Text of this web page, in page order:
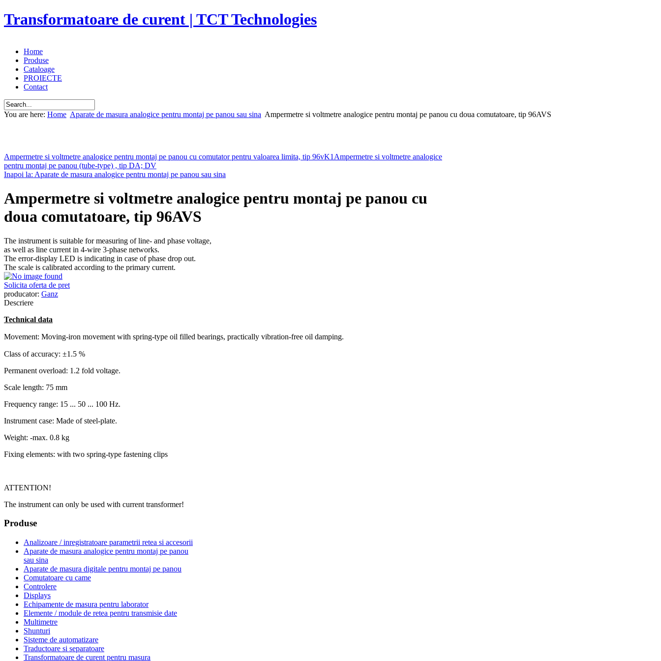
Transformatoare de curent | TCT Technologies
Home
Produse
Cataloage
PROIECTE
Contact
You are here: Home Aparate de masura analogice pentru montaj pe panou sau sina Ampermetre si voltmetre analogice pentru montaj pe panou cu doua comutatoare, tip 96AVS
Ampermetre si voltmetre analogice pentru montaj pe panou cu comutator pentru valoarea limita, tip 96vK1 Ampermetre si voltmetre analogice
pentru montaj pe panou (tube-type) , tip DA; DV
Inapoi la: Aparate de masura analogice pentru montaj pe panou sau sina
Ampermetre si voltmetre analogice pentru montaj pe panou cu
doua comutatoare, tip 96AVS
The instrument is suitable for measuring of line- and phase voltage,
as well as line current in 4-wire 3-phase networks.
The error-display LED is indicating in case of phase drop out.
The scale is calibrated according to the primary current.
Solicita oferta de pret
producator: Ganz
Descriere
Technical data
Movement: Moving-iron movement with spring-type oil filled bearings, practically vibration-free oil damping.
Class of accuracy: ±1.5 %
Permanent overload: 1.2 fold voltage.
Scale length: 75 mm
Frequency range: 15 ... 50 ... 100 Hz.
Instrument case: Made of steel-plate.
Weight: -max. 0.8 kg
Fixing elements: with two spring-type fastening clips
ATTENTION!
The instrument can only be used with current transformer!
Produse
Analizoare / inregistratoare parametrii retea si accesorii
Aparate de masura analogice pentru montaj pe panou
sau sina
Aparate de masura digitale pentru montaj pe panou
Comutatoare cu came
Controlere
Displays
Echipamente de masura pentru laborator
Elemente / module de retea pentru transmisie date
Multimetre
Shunturi
Sisteme de automatizare
Traductoare si separatoare
Transformatoare de curent pentru masura